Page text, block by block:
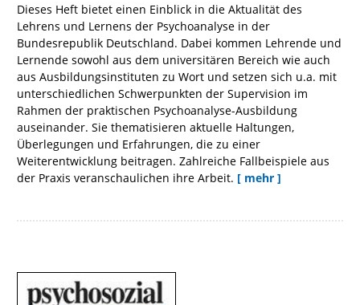
Dieses Heft bietet einen Einblick in die Aktualität des
Lehrens und Lernens der Psychoanalyse in der
Bundesrepublik Deutschland. Dabei kommen Lehrende und
Lernende sowohl aus dem universitären Bereich wie auch
aus Ausbildungsinstituten zu Wort und setzen sich u.a. mit
unterschiedlichen Schwerpunkten der Supervision im
Rahmen der praktischen Psychoanalyse-Ausbildung
auseinander. Sie thematisieren aktuelle Haltungen,
Überlegungen und Erfahrungen, die zu einer
Weiterentwicklung beitragen. Zahlreiche Fallbeispiele aus
der Praxis veranschaulichen ihre Arbeit. [ mehr ]